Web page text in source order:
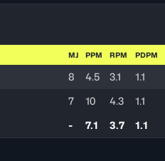
MJ PPM RPM PDPM
8 4.5 3.1 1.1
7 10 4.3 1.1
- 7.1 3.7 1.1